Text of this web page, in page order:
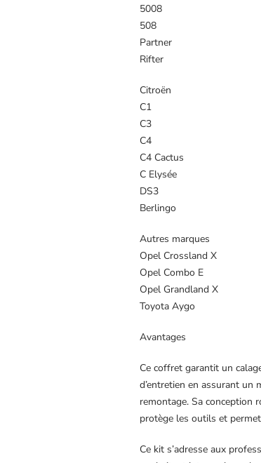
5008
508
Partner
Rifter
Citroën
C1
C3
C4
C4 Cactus
C Elysée
DS3
Berlingo
Autres marques
Opel Crossland X
Opel Combo E
Opel Grandland X
Toyota Aygo
Avantages
Ce coffret garantit un
d’entretien en assurant un
remontage. Sa conception
protège les outils et
Ce kit s’adresse aux